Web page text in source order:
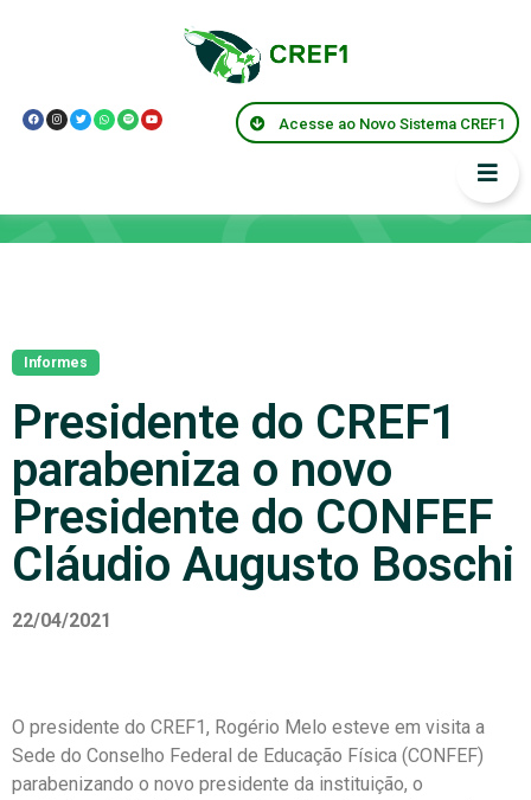
Acesse ao Novo Sistema CREF1
Informes
Presidente do CREF1
parabeniza o novo
Presidente do CONFEF
Cláudio Augusto Boschi
22/04/2021
O presidente do CREF1, Rogério Melo esteve em visita a
Sede do Conselho Federal de Educação Física (CONFEF)
parabenizando o novo presidente da instituição, o